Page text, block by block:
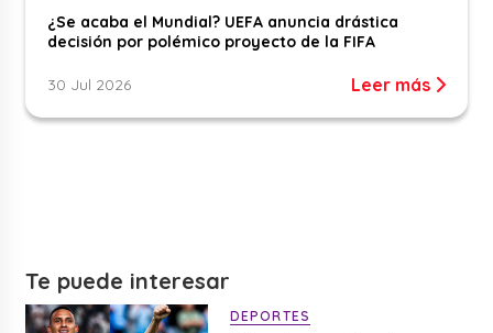
¿Se acaba el Mundial? UEFA anuncia drástica
decisión por polémico proyecto de la FIFA
30 Jul 2026 Leer más
Te puede interesar
DEPORTES